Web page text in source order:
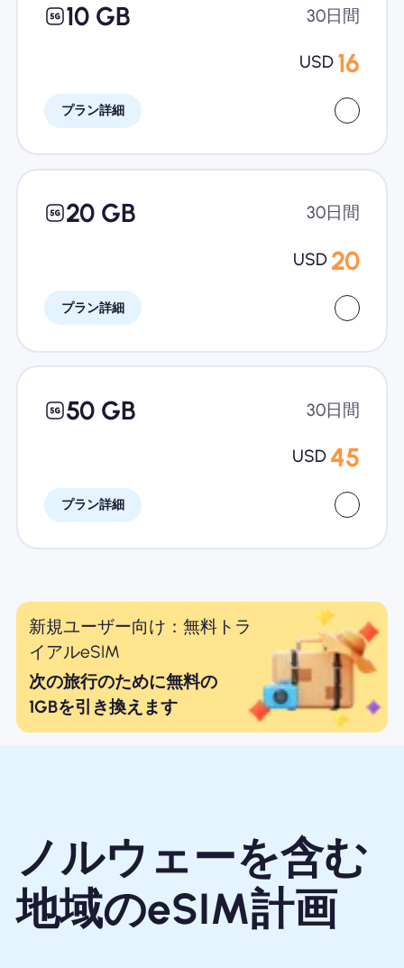
10 GB 30日間
USD 16
プラン詳細
20 GB 30日間
USD 20
プラン詳細
50 GB 30日間
USD 45
プラン詳細
新規ユーザー向け：無料トラ
イアルeSIM
次の旅行のために無料の
1GBを引き換えます
ノルウェーを含む
地域のeSIM計画